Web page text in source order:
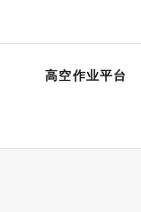
高空作业平台